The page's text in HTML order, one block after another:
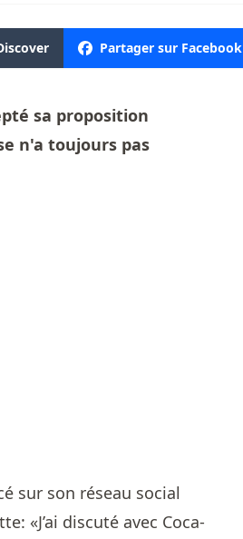
Partager sur Facebook
sa proposition
n'a toujours pas
sur son réseau social
«J’ai discuté avec Coca-